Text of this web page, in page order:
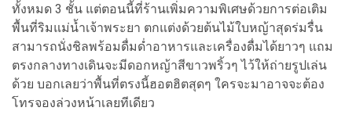
ทั้งหมด 3 ชั้น แต่ตอนนี้ที่ร้านเพิ่มความพิเศษด้วยการต่อเติม
พื้นที่ริมแม่น้ำเจ้าพระยา ตกแต่งด้วยต้นไม้ใบหญ้าสุดร่มรื่น
สามารถนั่งชิลพร้อมดื่มด่ำอาหารและเครื่องดื่มได้ยาวๆ แถม
ตรงกลางทางเดินจะมีดอกหญ้าสีขาวพริ้วๆ ไว้ให้ถ่ายรูปเล่น
ด้วย บอกเลยว่าพื้นที่ตรงนี้ฮอตฮิตสุดๆ ใครจะมาอาจจะต้อง
โทรจองล่วงหน้าเลยทีเดียว